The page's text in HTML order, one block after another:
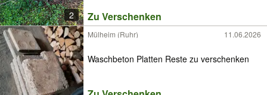
2 Zu Verschenken
Mülheim (Ruhr) 11.06.2026
Waschbeton Platten Reste zu verschenken